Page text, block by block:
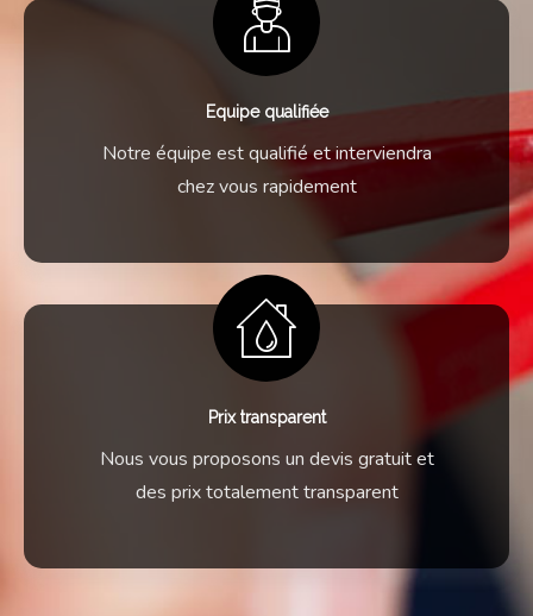
Equipe qualifiée
Notre équipe est qualifié et interviendra
chez vous rapidement
Prix transparent
Nous vous proposons un devis gratuit et
des prix totalement transparent